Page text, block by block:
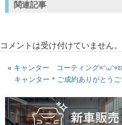
関連記事
コメントは受け付けていません。
« キャンター コーティング
キャンター＊ご成約ありがとう